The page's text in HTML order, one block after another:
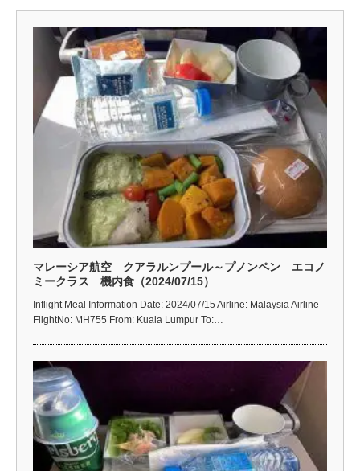
マレーシア航空 クアラルンプール～プノンペン エコノ
ミークラス 機内食（2024/07/15）
Inflight Meal Information Date: 2024/07/15 Airline: Malaysia Airline
FlightNo: MH755 From: Kuala Lumpur To:…